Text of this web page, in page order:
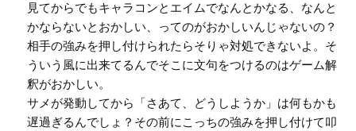
見てからでもキャラコンとエイムでなんとかなる、なんと
かならないとおかしい、ってのがおかしいんじゃないの？
相手の強みを押し付けられたらそりゃ対処できないよ。そ
ういう風に出来てるんでそこに文句をつけるのはゲーム解
釈がおかしい。
サメが発動してから「さあて、どうしようか」は何もかも
遅過ぎるんでしょ？その前にこっちの強みを押し付けて叩